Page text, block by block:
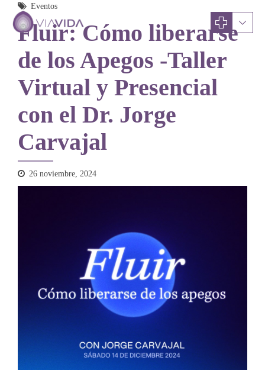
Eventos
Fluir: Cómo liberarse
de los Apegos -Taller
Virtual y Presencial
con el Dr. Jorge
Carvajal
26 noviembre, 2024